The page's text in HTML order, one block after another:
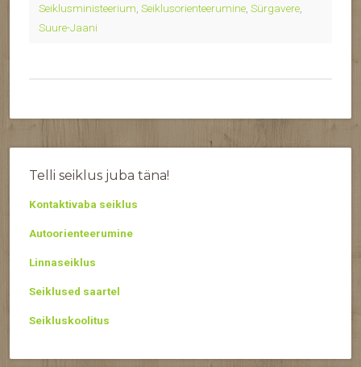
Seiklusministeerium Seiklusorienteerumine Sürgavere
Suure-Jaani
Telli seiklus juba täna!
Kontaktivaba seiklus
Autoorienteerumine
Linnaseiklus
Seiklused saartel
Seikluskoolitus